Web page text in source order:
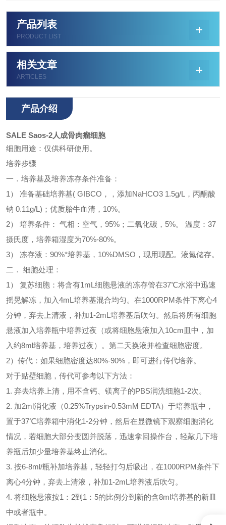
产品列表
PRODUCT LIST
相关文章
ARTICLES
产品介绍
SALE Saos-2人成骨肉瘤细胞
细胞用途：仅供科研使用。
培养步骤
一．培养基及培养冻存条件准备：
1） 准备基础培养基( GIBCO，，添加NaHCO3 1.5g/L，丙酮酸
钠 0.11g/L)；优质胎牛血清，10%。
2） 培养条件： 气相：空气，95%；二氧化碳，5%。 温度：37
摄氏度，培养箱湿度为70%-80%。
3） 冻存液：90%*培养基，10%DMSO，现用现配。液氮储存。
二． 细胞处理：
1） 复苏细胞：将含有1mL细胞悬液的冻存管在37℃水浴中迅速
摇晃解冻，加入4mL培养基混合均匀。在1000RPM条件下离心4
分钟，弃去上清液，补加1-2mL培养基后吹匀。然后将所有细胞
悬液加入培养瓶中培养过夜（或将细胞悬液加入10cm皿中，加
入约8ml培养基，培养过夜）。第二天换液并检查细胞密度。
2）传代：如果细胞密度达80%-90%，即可进行传代培养。
对于贴壁细胞，传代可参考以下方法：
1. 弃去培养上清，用不含钙、镁离子的PBS润洗细胞1-2次。
2. 加2ml消化液（0.25%Trypsin-0.53mM EDTA）于培养瓶中，
置于37℃培养箱中消化1-2分钟，然后在显微镜下观察细胞消化
情况，若细胞大部分变圆并脱落，迅速拿回操作台，轻敲几下培
养瓶后加少量培养基终止消化。
3. 按6-8ml/瓶补加培养基，轻轻打匀后吸出，在1000RPM条件下
离心4分钟，弃去上清液，补加1-2mL培养液后吹匀。
4. 将细胞悬液按1：2到1：5的比例分到新的含8ml培养基的新皿
中或者瓶中。